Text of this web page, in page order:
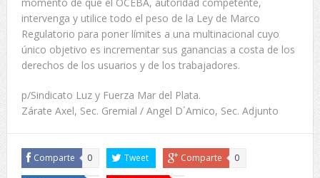
intervenga y utilice todo el peso de la Ley de Marco
Regulatorio para poner límites a una multinacional cuyo
único objetivo es incrementar sus ganancias a costa de los
derechos de los usuarios y de los trabajadores.
p/Sindicato Luz y Fuerza Mar del Plata.
Zárate Axel, Sec. Gremial / Angel D´Amico, Sec. Adjunto
Comparte 0 Tweet Comparte 0